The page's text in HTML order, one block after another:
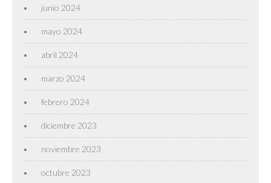
junio 2024
mayo 2024
abril 2024
marzo 2024
febrero 2024
diciembre 2023
noviembre 2023
octubre 2023